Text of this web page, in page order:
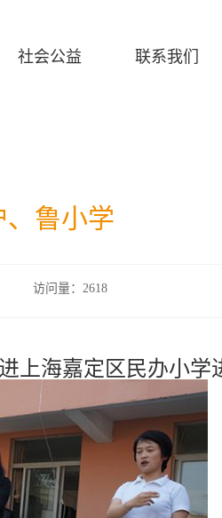
社会公益 联系我们
、鲁小学
访问量：2618
上海嘉定区民办小学